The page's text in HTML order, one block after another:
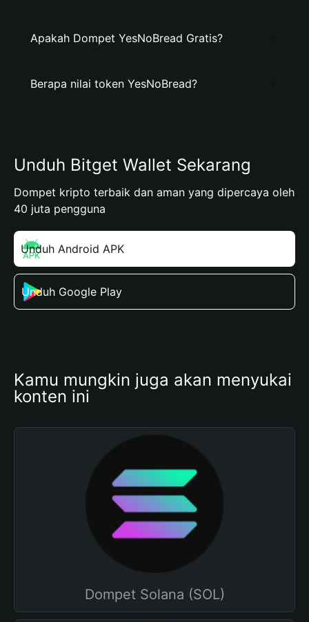
Apakah Dompet YesNoBread Gratis?
Berapa nilai token YesNoBread?
Unduh Bitget Wallet Sekarang
Dompet kripto terbaik dan aman yang dipercaya oleh
40 juta pengguna
Unduh Android APK
Unduh Google Play
Kamu mungkin juga akan menyukai
konten ini
Dompet Solana (SOL)